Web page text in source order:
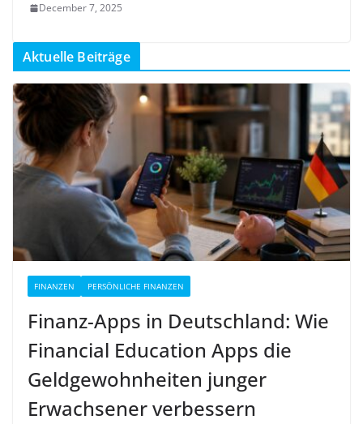
December 7, 2025
Aktuelle Beiträge
FINANZEN PERSÖNLICHE FINANZEN
Finanz-Apps in Deutschland: Wie
Financial Education Apps die
Geldgewohnheiten junger
Erwachsener verbessern